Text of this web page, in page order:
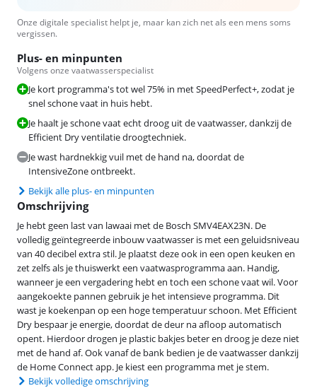
Onze digitale specialist helpt je, maar kan zich net als een mens soms
vergissen.
Plus- en minpunten
Volgens onze vaatwasserspecialist
Je kort programma's tot wel 75% in met SpeedPerfect+, zodat je
snel schone vaat in huis hebt.
Je haalt je schone vaat echt droog uit de vaatwasser, dankzij de
Efficient Dry ventilatie droogtechniek.
Je wast hardnekkig vuil met de hand na, doordat de
IntensiveZone ontbreekt.
Bekijk alle plus- en minpunten
Omschrijving
Je hebt geen last van lawaai met de Bosch SMV4EAX23N. De
volledig geïntegreerde inbouw vaatwasser is met een geluidsniveau
van 40 decibel extra stil. Je plaatst deze ook in een open keuken en
zet zelfs als je thuiswerkt een vaatwasprogramma aan. Handig,
wanneer je een vergadering hebt en toch een schone vaat wil. Voor
aangekoekte pannen gebruik je het intensieve programma. Dit
wast je koekenpan op een hoge temperatuur schoon. Met Efficient
Dry bespaar je energie, doordat de deur na afloop automatisch
opent. Hierdoor drogen je plastic bakjes beter en droog je deze niet
met de hand af. Ook vanaf de bank bedien je de vaatwasser dankzij
de Home Connect app. Je kiest een programma met je stem.
Bekijk volledige omschrijving